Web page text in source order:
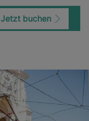
Jetzt buchen